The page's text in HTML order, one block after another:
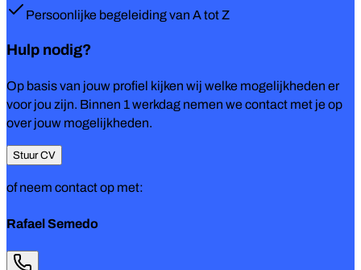
Persoonlijke begeleiding van A tot Z
Hulp nodig?
Op basis van jouw profiel kijken wij welke mogelijkheden er
voor jou zijn. Binnen 1 werkdag nemen we contact met je op
over jouw mogelijkheden.
Stuur CV
of neem contact op met:
Rafael Semedo